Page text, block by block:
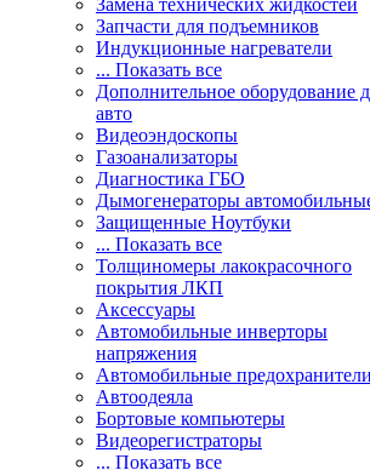
Замена технических жидкостей
Запчасти для подъемников
Индукционные нагреватели
... Показать все
Дополнительное оборудование
авто
Видеоэндоскопы
Газоанализаторы
Диагностика ГБО
Дымогенераторы
Защищенные Ноутбуки
... Показать все
Толщиномеры лакокрасочного
покрытия ЛКП
Аксессуары
Автомобильные инверторы
напряжения
Автомобильные
Автоодеяла
Бортовые компьютеры
Видеорегистраторы
... Показать все